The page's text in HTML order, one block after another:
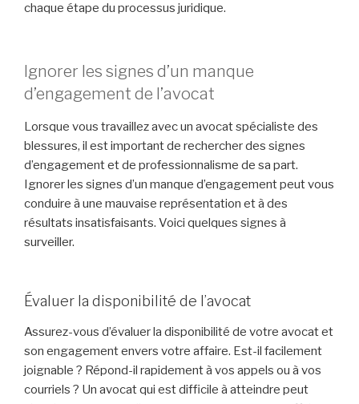
chaque étape du processus juridique.
Ignorer les signes d’un manque
d’engagement de l’avocat
Lorsque vous travaillez avec un avocat spécialiste des
blessures, il est important de rechercher des signes
d’engagement et de professionnalisme de sa part.
Ignorer les signes d’un manque d’engagement peut vous
conduire à une mauvaise représentation et à des
résultats insatisfaisants. Voici quelques signes à
surveiller.
Évaluer la disponibilité de l’avocat
Assurez-vous d’évaluer la disponibilité de votre avocat et
son engagement envers votre affaire. Est-il facilement
joignable ? Répond-il rapidement à vos appels ou à vos
courriels ? Un avocat qui est difficile à atteindre peut